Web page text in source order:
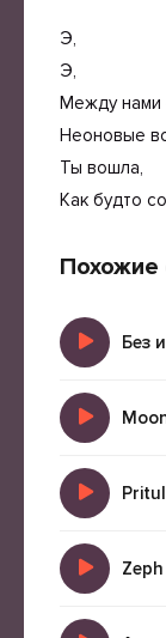
Э,
Э,
Между нами
Неоновые
Ты вошла,
Как будто
Похожие
Без